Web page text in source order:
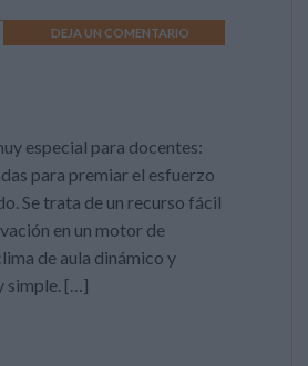
DEJA UN COMENTARIO
especial para docentes:
para premiar el esfuerzo
Se trata de un recurso fácil
en un motor de
de aula dinámico y
simple. […]